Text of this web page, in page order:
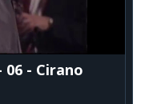
06 - Cirano